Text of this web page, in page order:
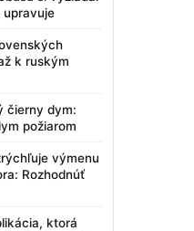
upravuje
k ruským
čierny dym:
požiarom
výmenu
Rozhodnúť
ktorá